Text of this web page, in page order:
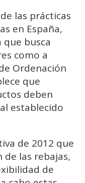
las prácticas
en España,
que busca
como a
Ordenación
que
deben
establecido
de 2012 que
de las rebajas,
de